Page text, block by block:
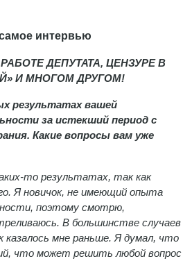
интервью
ДЕПУТАТА, ЦЕНЗУРЕ В
И МНОГОМ ДРУГОМ!
результатах вашей
за истекший период с
Какие вопросы вам уже
то результатах, так как
Я новичок, не имеющий опыта
поэтому смотрю,
В большинстве случаев
казалось мне раньше. Я думал, что
что может решить любой вопрос